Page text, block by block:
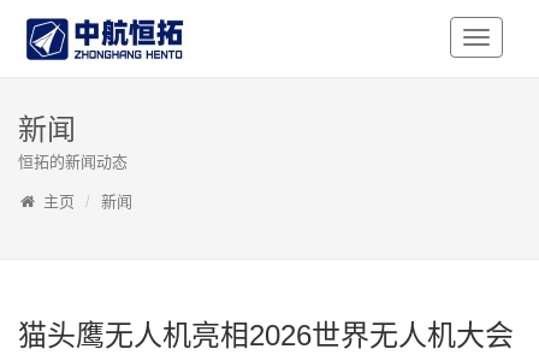
Toggle
新闻
恒拓的新闻动态
主页 新闻
猫头鹰无人机亮相2026世界无人机大会